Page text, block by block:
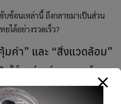
ซ้อนเหล่านี้ ถึงกลายมาเป็นส่วน
ได้อย่างรวดเร็ว?
ค่า” และ “สิ่งแวดล้อม”
ตั้งโซลาร์เซลล์เพราะ “จุดคุ้มทุน”
ทธิภาพของแผงโซลาร์เพิ่มสูงขึ้นใน
อรวมกับค่าไฟที่สูงขึ้นตามสภาวะ